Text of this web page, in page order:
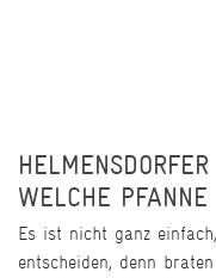
WELCHE
Es ist nicht ganz
entscheiden, denn